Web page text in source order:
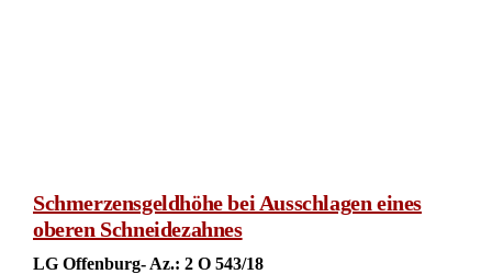
Schmerzensgeldhöhe bei Ausschlagen eines
oberen Schneidezahnes
LG Offenburg- Az.: 2 O 543/18